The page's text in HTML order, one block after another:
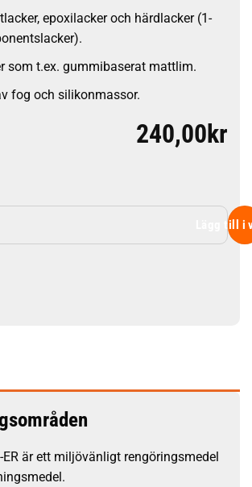
epoxilacker och härdlacker (1-
som t.ex. gummibaserat mattlim.
fog och silikonmassor.
240,00kr
Lägg till i
ER är ett miljövänligt rengöringsmedel